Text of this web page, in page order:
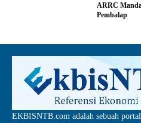
ARRC
Pembalap
EKBISNTB.com adalah sebuah